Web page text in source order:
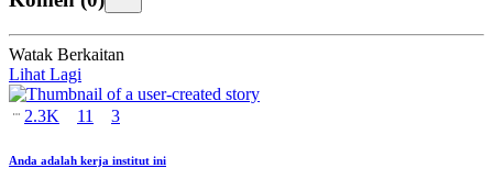
Watak Berkaitan
Lihat Lagi
2.3K 11 3
Anda adalah kerja institut ini